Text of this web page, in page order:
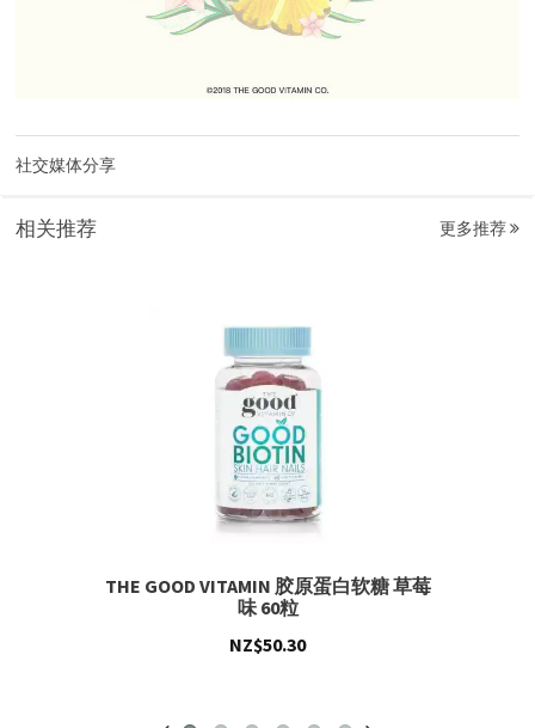
社交媒体分享
相关推荐 更多推荐
THE GOOD VITAMIN 胶原蛋白软糖 草莓
味 60粒
NZ$50.30